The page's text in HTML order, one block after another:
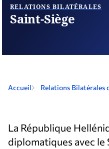
RELATIONS BILATÉRALES
Saint-Siège
Accueil Relations Bilatérales
La République
diplomatiques avec le